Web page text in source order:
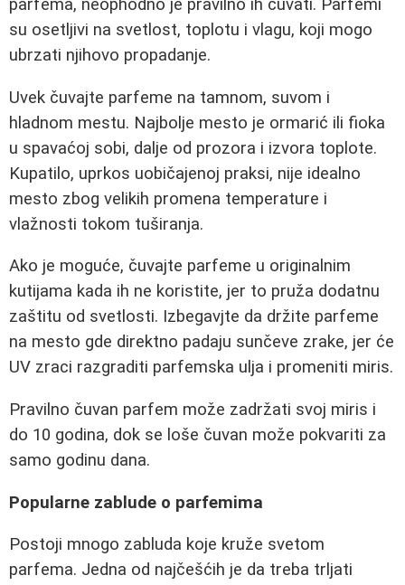
parfema, neophodno je pravilno ih čuvati. Parfemi
su osetljivi na svetlost, toplotu i vlagu, koji mogo
ubrzati njihovo propadanje.
Uvek čuvajte parfeme na tamnom, suvom i
hladnom mestu. Najbolje mesto je ormarić ili fioka
u spavaćoj sobi, dalje od prozora i izvora toplote.
Kupatilo, uprkos uobičajenoj praksi, nije idealno
mesto zbog velikih promena temperature i
vlažnosti tokom tuširanja.
Ako je moguće, čuvajte parfeme u originalnim
kutijama kada ih ne koristite, jer to pruža dodatnu
zaštitu od svetlosti. Izbegavjte da držite parfeme
na mesto gde direktno padaju sunčeve zrake, jer će
UV zraci razgraditi parfemska ulja i promeniti miris.
Pravilno čuvan parfem može zadržati svoj miris i
do 10 godina, dok se loše čuvan može pokvariti za
samo godinu dana.
Popularne zablude o parfemima
Postoji mnogo zabluda koje kruže svetom
parfema. Jedna od najčešćih je da treba trljati